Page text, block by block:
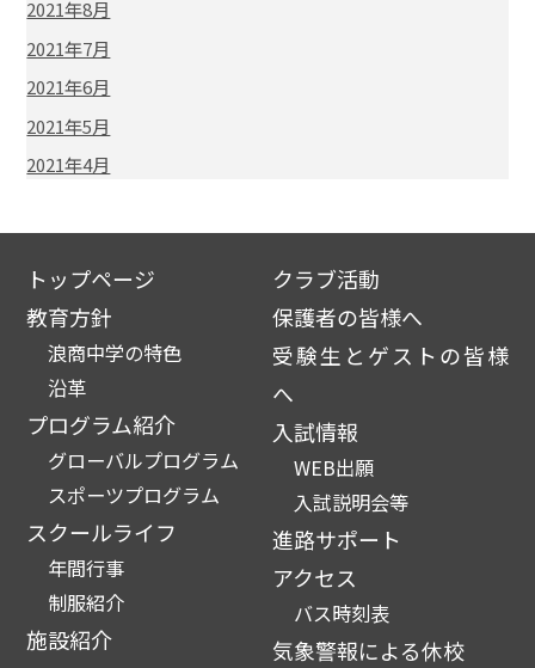
2021年8月
2021年7月
2021年6月
2021年5月
2021年4月
トップページ
教育方針
浪商中学の特色
沿革
プログラム紹介
グローバルプログラム
スポーツプログラム
スクールライフ
年間行事
制服紹介
施設紹介
クラブ活動
保護者の皆様へ
受験生とゲストの皆様
へ
入試情報
WEB出願
入試説明会等
進路サポート
アクセス
バス時刻表
気象警報による休校